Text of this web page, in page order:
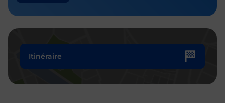
Itinéraire